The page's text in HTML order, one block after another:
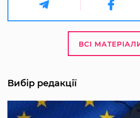
ВСІ
Вибір редакції